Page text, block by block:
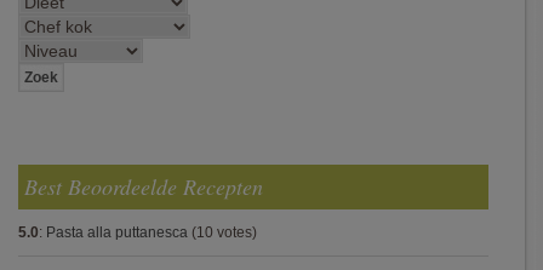
Best Beoordeelde Recepten
5.0: Pasta alla puttanesca (10 votes)